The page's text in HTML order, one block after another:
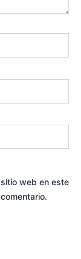
web en este